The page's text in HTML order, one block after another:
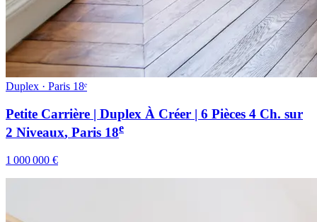
Duplex · Paris 18ᵉ
Petite Carrière | Duplex À Créer | 6 Pièces 4 Ch. sur
2 Niveaux, Paris 18e
1 000 000 €